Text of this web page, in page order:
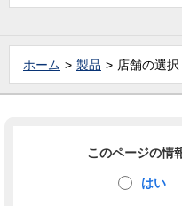
ホーム 製品 店舗の選択
このページの情
はい